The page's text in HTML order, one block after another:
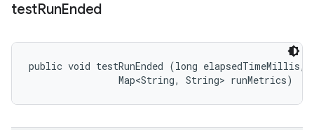
testRunEnded
public void testRunEnded (long elapsedTimeMillis,
                Map<String, String> runMetrics)